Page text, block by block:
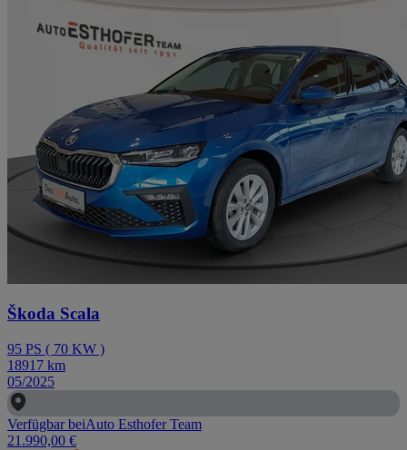
Škoda Scala
95 PS ( 70 KW )
18917 km
05/2025
Verfügbar beiAuto Esthofer Team
21.990,00 €